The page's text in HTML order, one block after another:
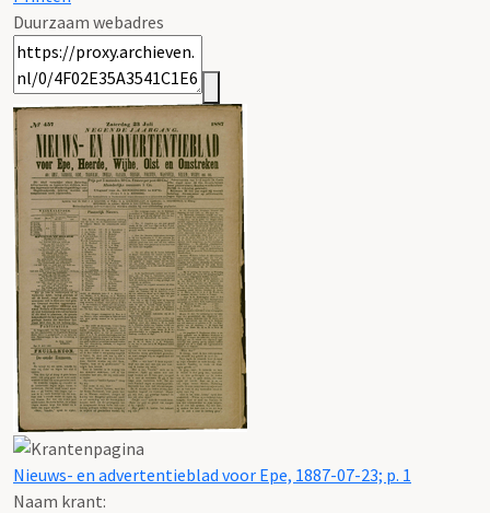
Duurzaam webadres
Nieuws- en advertentieblad voor Epe, 1887-07-23; p. 1
Naam krant: